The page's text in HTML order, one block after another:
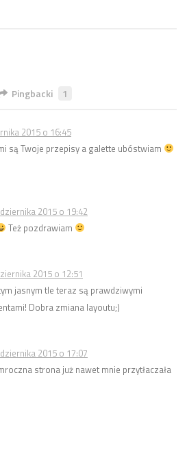
Pingbacki 1
2015 o 16:45
są Twoje przepisy a galette ubóstwiam
2015 o 19:42
Też pozdrawiam
2015 o 12:51
jasnym tle teraz są prawdziwymi
Dobra zmiana layoutu;)
2015 o 17:07
strona już nawet mnie przytłaczała